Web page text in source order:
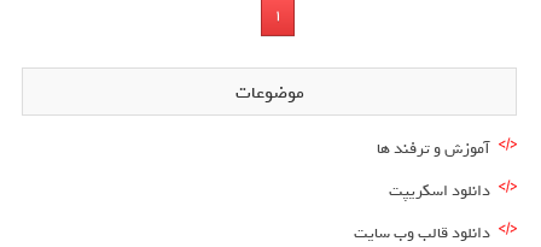
1
موضوعات
آموزش و ترفند ها
دانلود اسکریپت
دانلود قالب وب سایت